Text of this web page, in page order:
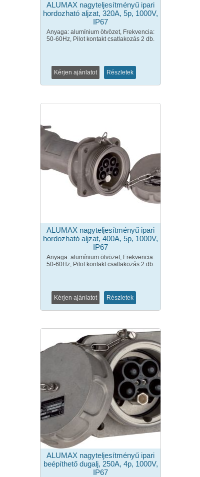
ALUMAX nagyteljesítményű ipari
hordozható aljzat, 320A, 5p, 1000V,
IP67
Anyaga: alumínium ötvözet, Frekvencia:
50-60Hz, Pilot kontakt csatlakozás 2 db.
Kérjen ajánlatot Részletek
ALUMAX nagyteljesítményű ipari
hordozható aljzat, 400A, 5p, 1000V,
IP67
Anyaga: alumínium ötvözet, Frekvencia:
50-60Hz, Pilot kontakt csatlakozás 2 db.
Kérjen ajánlatot Részletek
ALUMAX nagyteljesítményű ipari
beépíthető dugalj, 250A, 4p, 1000V,
IP67